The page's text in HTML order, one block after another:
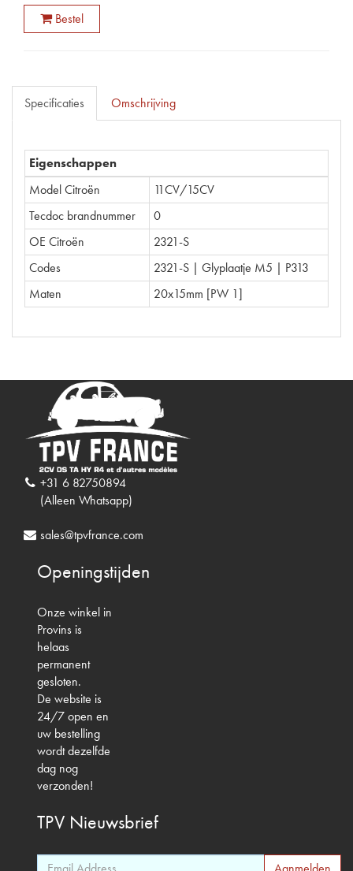
Bestel
Specificaties Omschrijving
Eigenschappen
Model Citroën
11CV/15CV
Tecdoc brandnummer
0
OE Citroën
2321-S
Codes
2321-S | Glyplaatje M5 | P313
Maten
20x15mm [PW 1]
+31 6 82750894
(Alleen Whatsapp)
sales@tpvfrance.com
Openingstijden
Onze winkel in
Provins is
helaas
permanent
gesloten.
De website is
24/7 open en
uw bestelling
wordt dezelfde
dag nog
verzonden!
TPV Nieuwsbrief